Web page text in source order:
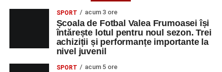
SPORT acum 3 ore
Școala de Fotbal Valea Frumoasei își
întărește lotul pentru noul sezon. Trei
achiziții și performanțe importante la
nivel juvenil
SPORT acum 5 ore